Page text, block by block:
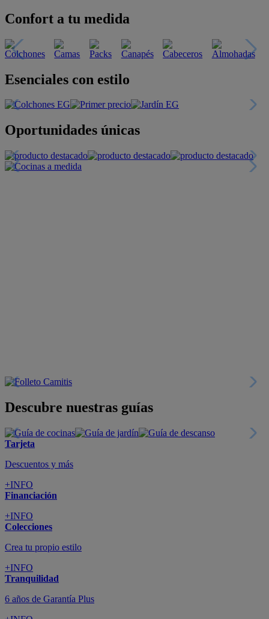
Confort a tu medida
Esenciales con estilo
Oportunidades únicas
Descubre nuestras guías
Tarjeta
Descuentos y más
+INFO
Financiación
+INFO
Colecciones
Crea tu propio estilo
+INFO
Tranquilidad
6 años de Garantía Plus